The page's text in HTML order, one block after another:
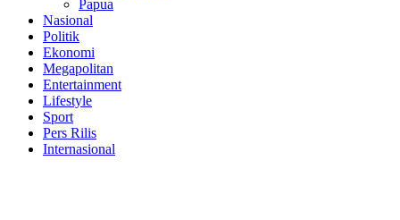
Papua
Nasional
Politik
Ekonomi
Megapolitan
Entertainment
Lifestyle
Sport
Pers Rilis
Internasional